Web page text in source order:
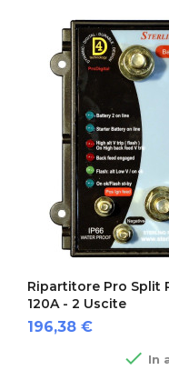
Ripartitore Pro Split
120A - 2 Uscite
Prezzo
196,38 €
 In